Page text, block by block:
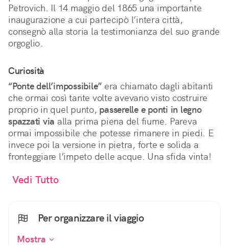
Petrovich. Il 14 maggio del 1865 una importante
inaugurazione a cui partecipò l’intera città,
consegnò alla storia la testimonianza del suo grande
orgoglio.
Curiosità
“Ponte dell’impossibile” era chiamato dagli abitanti
che ormai così tante volte avevano visto costruire
proprio in quel punto, passerelle e ponti in legno
spazzati via alla prima piena del fiume. Pareva
ormai impossibile che potesse rimanere in piedi. E
invece poi la versione in pietra, forte e solida a
fronteggiare l’impeto delle acque. Una sfida vinta!
Vedi Tutto
Per organizzare il viaggio
Mostra